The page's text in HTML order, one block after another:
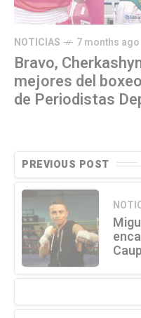
NOTICIAS 7 months ago
Bravo,
mejores del
de Periodistas
PREVIOUS POST